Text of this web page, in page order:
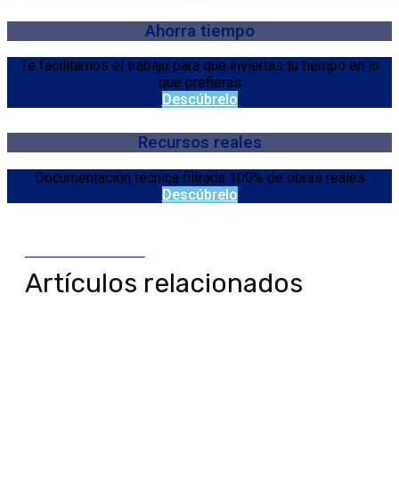
Ahorra tiempo
Te facilitamos el trabajo para que inviertas tu tiempo en lo
que prefieras
Descúbrelo
Recursos reales
Documentación técnica filtrada 100% de obras reales
Descúbrelo
Artículos relacionados